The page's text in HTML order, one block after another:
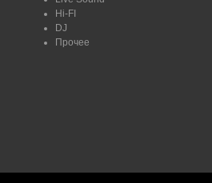
Hi-FI
DJ
Прочее